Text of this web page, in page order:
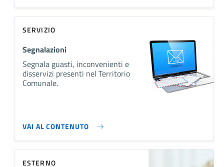
SERVIZIO
Segnalazioni
Segnala guasti, inconvenienti e
disservizi presenti nel Territorio
Comunale.
VAI AL CONTENUTO
ESTERNO